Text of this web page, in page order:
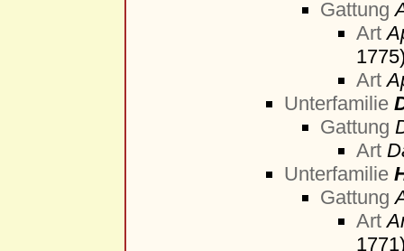
Gattung
Art
Art
Unterfamilie
Gattung
Art
Unterfamilie
Gattung
Art